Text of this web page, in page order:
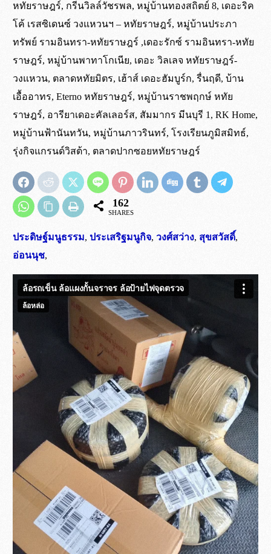
ไม่ใช่ล้อฉีดโฟมด้านใน
ต่างจังหวัด ส่งผ่าน บ.ขนส่งสินค้าหีบห่อ ต้นทาง
รองเมือง และ พุทธมณฑล ( ค่าระวางจัดส่งสินค้าเก็บ
ที่ปลายทาง )
ดูเพิ่มเติม การจัดส่ง
สำหรับคำสั่งซื้อที่เสร็จสิ้นภาย ในเวลา 10:00 น.
ต่างจังหวัด ส่งผ่าน บ.ขนส่ง ขึ้นอยู่กับขนส่ง
ที่ใช้*
รถทางร้านไปส่งที่ต้นทาง รองเมือง พุทธมณฑล
เงื่อนไขเดียวกัน
*จัดส่งทุกวัน ยกเว้นวัน อาทิตย์ และวันหยุดนักขัตฤกษ์
*สั่งซื้อผ่านระบบเว็บไซท์ มีจำนวนขั้นต่ำ 3,000 บาท
ในการสั่งซื้อ
สั่งซื้อผ่านระบบร้านค้า
หทัยราษฎร์, กรีนวิลล์วัชรพล, หมู่บ้านทองสถิตย์ 8, เดอะริค
โค้ เรสซิเดนซ์ วงแหวนฯ – หทัยราษฎร์, หมู่บ้านประภา
ทรัพย์ รามอินทรา-หทัยราษฎร์ ,เดอะรักซ์ รามอินทรา-หทัย
ราษฎร์, หมู่บ้านพาทาโกเนีย, เดอะ วิลเลจ หทัยราษฎร์-
วงแหวน, ตลาดหทัยมิตร, เฮ้าส์ เดอะฮัมบูร์ก, รื่นฤดี, บ้าน
เอื้ออาทร, Eterno หทัยราษฎร์, หมู่บ้านราชพฤกษ์ หทัย
ราษฎร์, อารียาเดอะคัลเลอร์ส, สัมมากร มีนบุรี 1, RK Home,
หมู่บ้านฟ้านันทวัน, หมู่บ้านภาวรินทร์, โรงเรียนภูมิสมิทธ์,
รุ่งกิจแกรนด์วิสต้า, ตลาดปากซอยหทัยราษฎร์
162
SHARES
ประดิษฐ์มนูธรรม,ประเสริฐมนูกิจ,วงศ์สว่าง, สุขสวัสดิ์,
อ่อนนุช,